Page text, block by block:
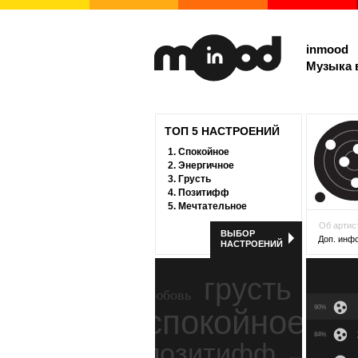
inmood
Музыка
ТОП 5 НАСТРОЕНИЙ
1. Спокойное
2. Энергичное
3. Грусть
4. Позитифф
5. Мечтательное
ВЫБОР
НАСТРОЕНИЙ
любовь грусть
спокойное
Об
Доп.
90%
84%